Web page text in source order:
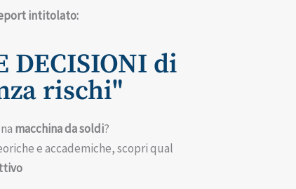
intitolato:
DECISIONI di
rischi"
macchina da soldi?
e accademiche, scopri qual